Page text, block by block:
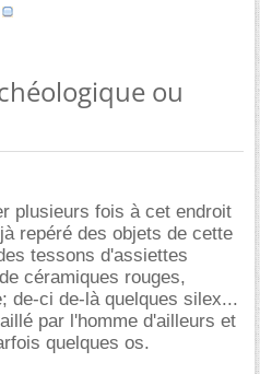
ou
plusieurs fois à cet endroit
repéré des objets de cette
tessons d'assiettes
céramiques rouges,
de-ci de-là quelques silex...
par l'homme d'ailleurs et
quelques os.